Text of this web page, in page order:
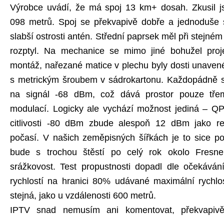
Výrobce uvádí, že má spoj 13 km+ dosah. Zkusil
098 metrů. Spoj se překvapivě dobře a jednoduše
slabší ostrosti antén. Střední paprsek měl při
rozptyl. Na mechanice se mimo jiné bohužel
montáž, nařezané matice v plechu byly dosti
s metrickým šroubem v sádrokartonu. Každopádně
na signál -68 dBm, což dává prostor pouze
modulací. Logicky ale vychází možnost jediná –
citlivosti -80 dBm zbude alespoň 12 dBm jako
počasí. V našich zeměpisných šířkách je to sice
bude s trochou štěstí po celý rok okolo
srážkovost. Test propustnosti dopadl dle
rychlostí na hranici 80% udávané maximální
stejná, jako u vzdálenosti 600 metrů.
IPTV snad nemusím ani komentovat,